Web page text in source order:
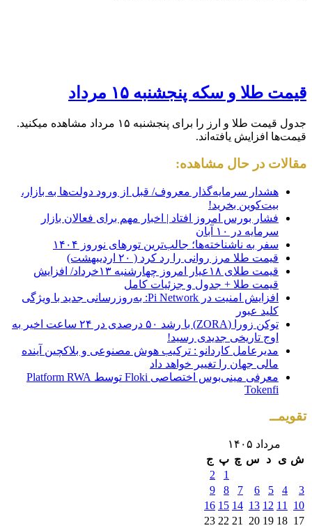
قیمت طلا و سکه پنجشنبه ۱۵ مرداد
جدول قیمت طلا و ارز را برای پنجشنبه ۱۵ مرداد مشاهده میکنید.
قیمت‌ها افزایش یافته‌اند.
مقالات در حال مشاهده:
هشدار سرمایه‌گذار معروف/ قبل از ورود دولت‌ها به بازار،
بیت‌کوین بخرید!
فشار بورس امروز افتاد | اخبار مهم برای فعالان بازار
سرمایه در ۱۰ آبان
سفر به ناشناخته‌ها؛ جالب‌ترین تورهای نوروز ۱۴۰۴
قیمت طلا مرز روانی را رد کرد ( ۲۰ اردیبهشت)
قیمت طلای ۱۸عیار امروز چهارشنبه ۱۳خرداد/ افزایش
قیمت طلا + جدول و جزئیات کامل
افزایش امنیت در Pi Network: به‌روزرسانی جدید با ویژگی
کلید عبور
توکن زورا (ZORA) با رشد ۵۰ درصدی در ۲۴ ساعت اخیر به
اوج تاریخی جدیدی رسید!
مدیرعامل کاردانو : ترکیب هوش مصنوعی و بلاکچین آینده
مالی جهان را تغییر خواهد داد
معرفی مینی‌بوس اختصاصی Floki توسط Platform RWA
Tokenfi
تقویمــ
مرداد ۱۴۰۵
ش ی د س چ پ ج
1
2
3
4
5
6
7
8
9
10
11
12
13
14
15
16
17
18
19
20
21
22
23